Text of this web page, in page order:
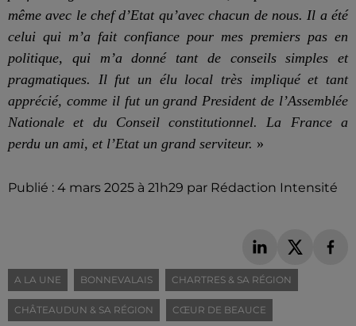
même avec le chef d’Etat qu’avec chacun de nous.Il a été
celui qui m’a fait confiance pour mes premiers pas en
politique, qui m’a donné tant de conseils simples et
pragmatiques. Il fut un élu local très impliqué et tant
apprécié, comme il fut un grand President de l’Assemblée
Nationale et du Conseil constitutionnel. La France a
perdu un ami, et l’Etat un grand serviteur. »
Publié : 4 mars 2025 à 21h29 par Rédaction Intensité
A LA UNE BONNEVALAIS CHARTRES & SA RÉGION
CHÂTEAUDUN & SA RÉGION CŒUR DE BEAUCE